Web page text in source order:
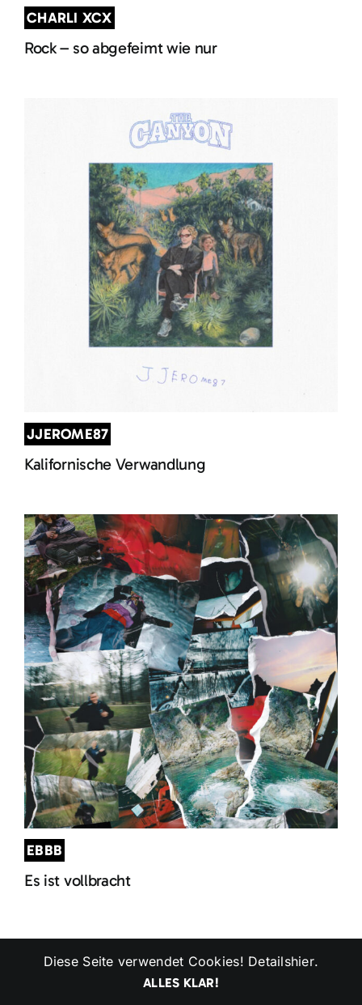
CHARLI XCX
Rock – so abgefeimt wie nur
JJEROME87
Kalifornische Verwandlung
EBBB
Es ist vollbracht
Diese Seite verwendet Cookies! Detailshier.
ALLES KLAR!